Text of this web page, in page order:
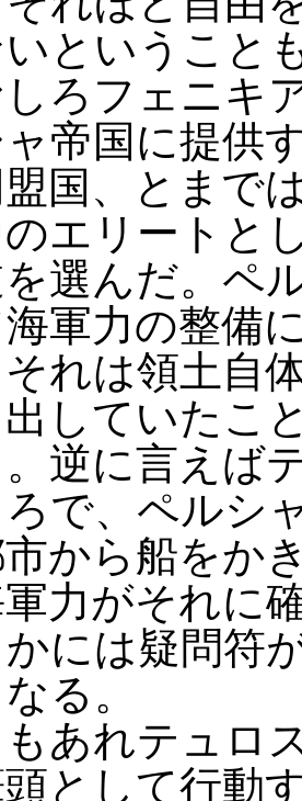
ということ
ろフェニキ
帝国に提供
国、とまで
エリートと
選んだ。ペ
軍力の整備
れは領土自
していたこ
逆に言えば
ろで、ペルシ
から船をか
力がそれに
かには疑問符
る。
あれテュロ
として行動